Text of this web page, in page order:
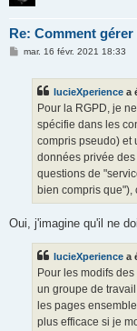
Re: Comment
Mmar. 16 févr. 2021 18:33
lucieXperience a
Pour la RGPD, je
spécifie dans les
compris pseudo) et
données privée
questions de
bien compris que"),
Oui, j'imagine qu'il ne
lucieXperience a
Pour les modifs
un groupe de
les pages
plus efficace si je